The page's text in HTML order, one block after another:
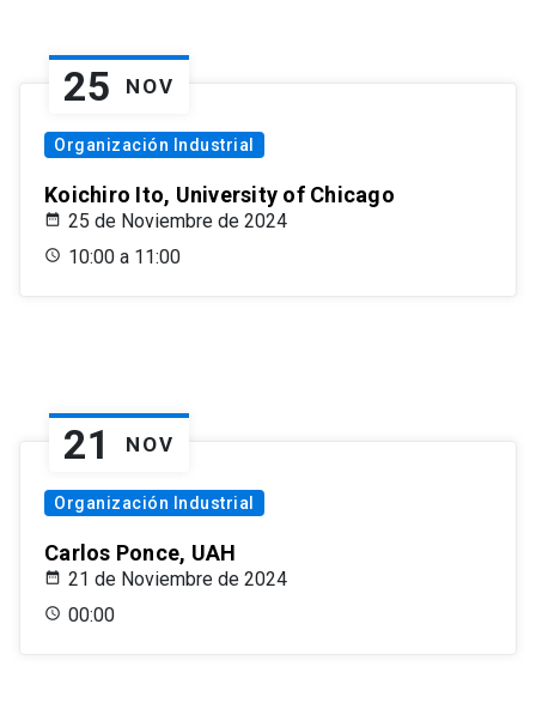
25 NOV
Organización Industrial
Koichiro Ito, University of Chicago
25 de Noviembre de 2024
10:00 a 11:00
21 NOV
Organización Industrial
Carlos Ponce, UAH
21 de Noviembre de 2024
00:00